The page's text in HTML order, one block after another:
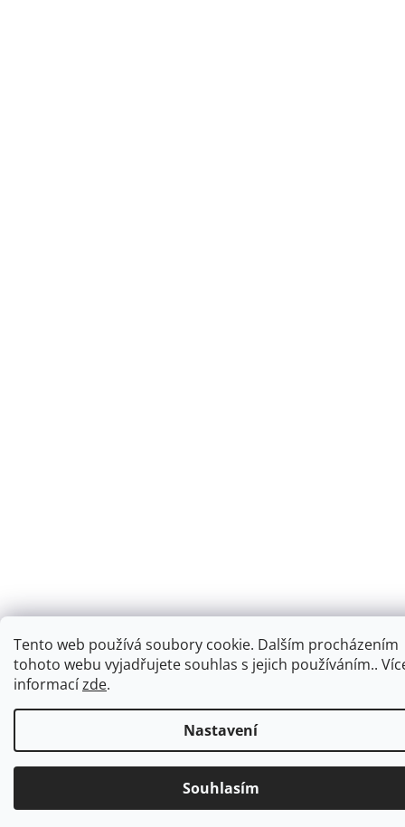
Tento web používá soubory cookie. Dalším procházením
tohoto webu vyjadřujete souhlas s jejich používáním..
informacízde.
Nastavení
Souhlasím